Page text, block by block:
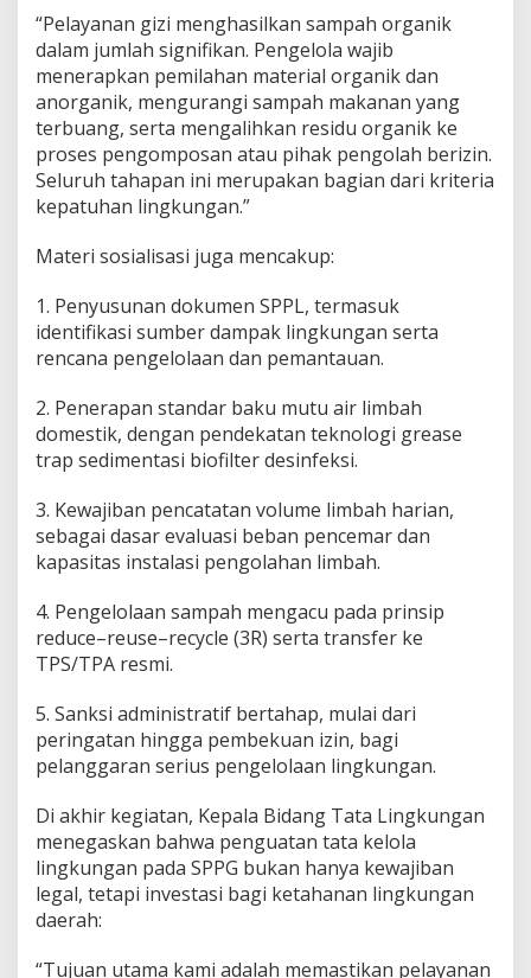
“Pelayanan gizi menghasilkan sampah organik
dalam jumlah signifikan. Pengelola wajib
menerapkan pemilahan material organik dan
anorganik, mengurangi sampah makanan yang
terbuang, serta mengalihkan residu organik ke
proses pengomposan atau pihak pengolah berizin.
Seluruh tahapan ini merupakan bagian dari kriteria
kepatuhan lingkungan.”
Materi sosialisasi juga mencakup:
1. Penyusunan dokumen SPPL, termasuk
identifikasi sumber dampak lingkungan serta
rencana pengelolaan dan pemantauan.
2. Penerapan standar baku mutu air limbah
domestik, dengan pendekatan teknologi grease
trap sedimentasi biofilter desinfeksi.
3. Kewajiban pencatatan volume limbah harian,
sebagai dasar evaluasi beban pencemar dan
kapasitas instalasi pengolahan limbah.
4. Pengelolaan sampah mengacu pada prinsip
reduce–reuse–recycle (3R) serta transfer ke
TPS/TPA resmi.
5. Sanksi administratif bertahap, mulai dari
peringatan hingga pembekuan izin, bagi
pelanggaran serius pengelolaan lingkungan.
Di akhir kegiatan, Kepala Bidang Tata Lingkungan
menegaskan bahwa penguatan tata kelola
lingkungan pada SPPG bukan hanya kewajiban
legal, tetapi investasi bagi ketahanan lingkungan
daerah:
“Tujuan utama kami adalah memastikan pelayanan